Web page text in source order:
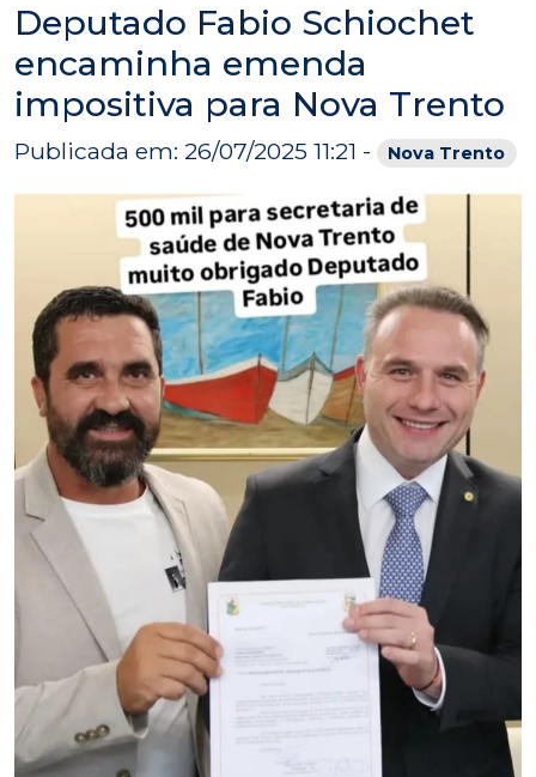
Deputado Fabio Schiochet
encaminha emenda
impositiva para Nova Trento
Publicada em: 26/07/2025 11:21 - Nova Trento